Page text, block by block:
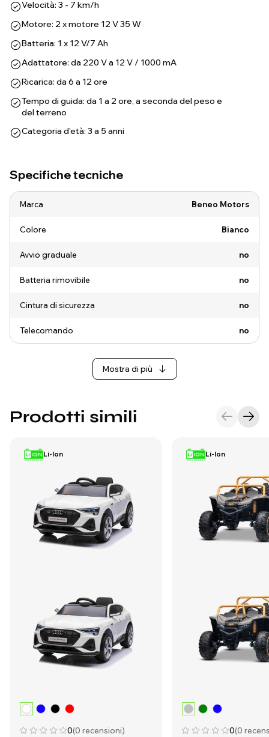
Velocità: 3 - 7 km/h
Motore: 2 x motore 12 V 35 W
Batteria: 1 x 12 V/7 Ah
Adattatore: da 220 V a 12 V / 1000 mA
Ricarica: da 6 a 12 ore
Tempo di guida: da 1 a 2 ore, a seconda del peso e
del terreno
Categoria d'età: 3 a 5 anni
Specifiche tecniche
Marca Beneo Motors
Colore Bianco
Avvio graduale no
Batteria rimovibile no
Cintura di sicurezza no
Telecomando no
Mostra di più
Prodotti simili
Li-Ion
0(0 recensioni)
Li-Ion
0(0